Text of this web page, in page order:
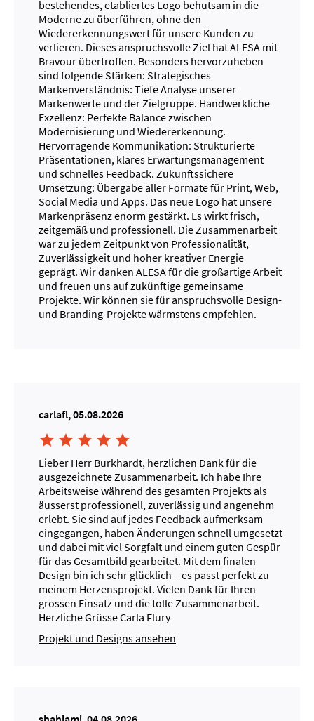
bestehendes, etabliertes Logo behutsam in die
Moderne zu überführen, ohne den
Wiedererkennungswert für unsere Kunden zu
verlieren. Dieses anspruchsvolle Ziel hat ALESA mit
Bravour übertroffen. Besonders hervorzuheben
sind folgende Stärken: Strategisches
Markenverständnis: Tiefe Analyse unserer
Markenwerte und der Zielgruppe. Handwerkliche
Exzellenz: Perfekte Balance zwischen
Modernisierung und Wiedererkennung.
Hervorragende Kommunikation: Strukturierte
Präsentationen, klares Erwartungsmanagement
und schnelles Feedback. Zukunftssichere
Umsetzung: Übergabe aller Formate für Print, Web,
Social Media und Apps. Das neue Logo hat unsere
Markenpräsenz enorm gestärkt. Es wirkt frisch,
zeitgemäß und professionell. Die Zusammenarbeit
war zu jedem Zeitpunkt von Professionalität,
Zuverlässigkeit und hoher kreativer Energie
geprägt. Wir danken ALESA für die großartige Arbeit
und freuen uns auf zukünftige gemeinsame
Projekte. Wir können sie für anspruchsvolle Design-
und Branding-Projekte wärmstens empfehlen.
carlafl, 05.08.2026
    
Lieber Herr Burkhardt, herzlichen Dank für die
ausgezeichnete Zusammenarbeit. Ich habe Ihre
Arbeitsweise während des gesamten Projekts als
äusserst professionell, zuverlässig und angenehm
erlebt. Sie sind auf jedes Feedback aufmerksam
eingegangen, haben Änderungen schnell umgesetzt
und dabei mit viel Sorgfalt und einem guten Gespür
für das Gesamtbild gearbeitet. Mit dem finalen
Design bin ich sehr glücklich – es passt perfekt zu
meinem Herzensprojekt. Vielen Dank für Ihren
grossen Einsatz und die tolle Zusammenarbeit.
Herzliche Grüsse Carla Flury
Projekt und Designs ansehen